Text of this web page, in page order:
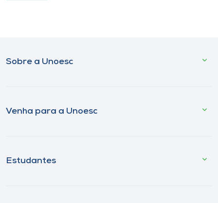
Sobre a Unoesc
Venha para a Unoesc
Estudantes